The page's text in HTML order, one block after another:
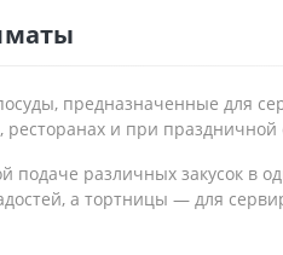
предназначенные для
и при праздничной
различных закусок в
а тортницы — для